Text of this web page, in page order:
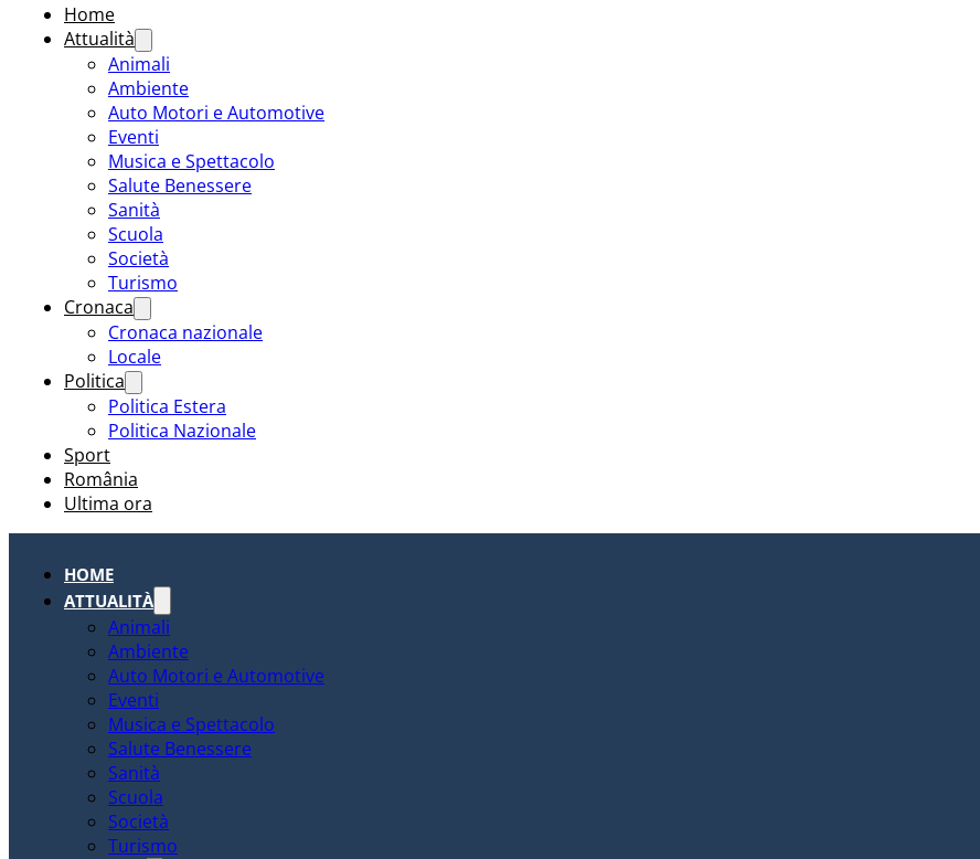
Home
Attualità
Animali
Ambiente
Auto Motori e Automotive
Eventi
Musica e Spettacolo
Salute Benessere
Sanità
Scuola
Società
Turismo
Cronaca
Cronaca nazionale
Locale
Politica
Politica Estera
Politica Nazionale
Sport
România
Ultima ora
HOME
ATTUALITÀ
Animali
Ambiente
Auto Motori e Automotive
Eventi
Musica e Spettacolo
Salute Benessere
Sanità
Scuola
Società
Turismo